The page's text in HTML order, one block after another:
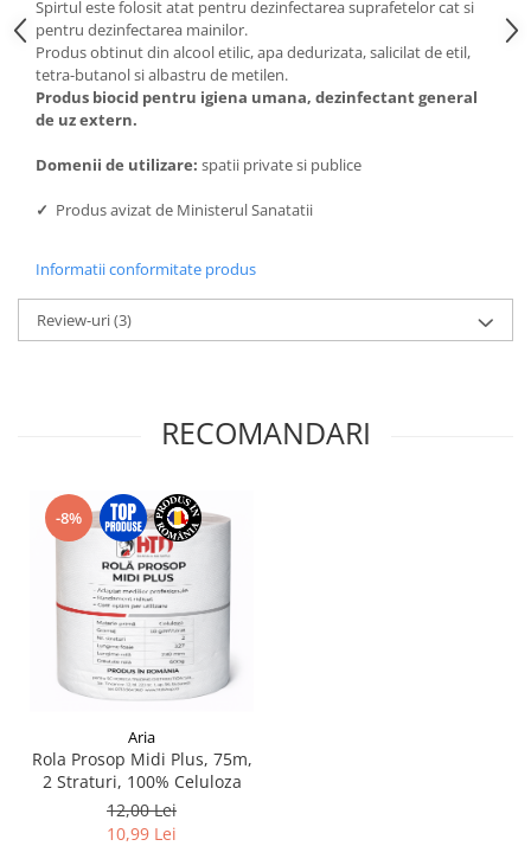
Spirtul este folosit atat pentru dezinfectarea suprafetelor cat si
pentru dezinfectarea mainilor.
Produs obtinut din alcool etilic, apa dedurizata, salicilat de etil,
tetra-butanol si albastru de metilen.
Produs biocid pentru igiena umana, dezinfectant general
de uz extern.
Domenii de utilizare: spatii private si publice
✓ Produs avizat de Ministerul Sanatatii
Informatii conformitate produs
Review-uri(3)
RECOMANDARI
-8%
Aria
Rola Prosop Midi Plus, 75m,
2 Straturi, 100% Celuloza
12,00 Lei
10,99 Lei